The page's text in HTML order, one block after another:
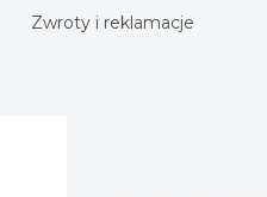
Zwroty i reklamacje